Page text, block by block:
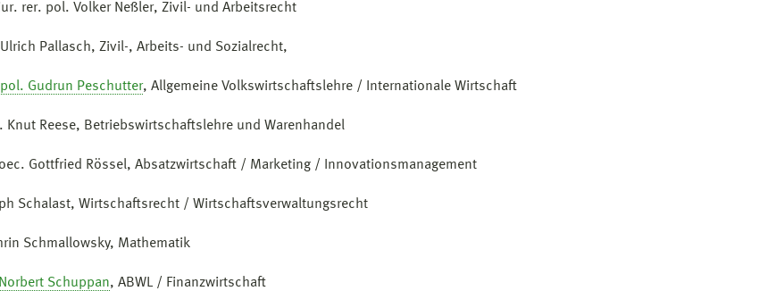
rer. pol. Volker Neßler, Zivil- und Arbeitsrecht
Pallasch, Zivil-, Arbeits- und Sozialrecht,
Gudrun Peschutter, Allgemeine Volkswirtschaftslehre / Internationale Wirtschaft
Knut Reese, Betriebswirtschaftslehre und Warenhandel
Gottfried Rössel, Absatzwirtschaft / Marketing / Innovationsmanagement
Schalast, Wirtschaftsrecht / Wirtschaftsverwaltungsrecht
Schmallowsky, Mathematik
Schuppan, ABWL / Finanzwirtschaft